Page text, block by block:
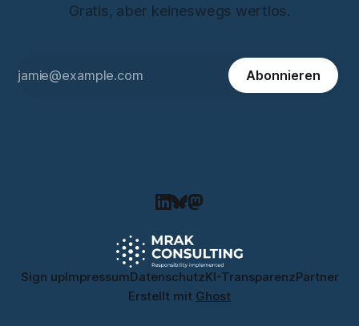
Gratis, aber keineswegs wertlos.
Abonnieren
Sign upImpressumDatenschutzKI-TransparenzPartner
Erstellt mit Ghost